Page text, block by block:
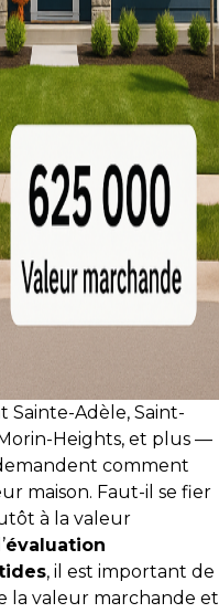
Sainte-Adèle, Saint-
Heights, et plus —
comment
maison. Faut-il se fier
à la valeur
évaluation
, il est important de
la valeur marchande et